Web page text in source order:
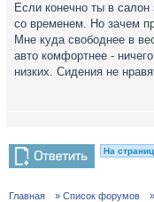
Если конечно ты в
со временем. Но зачем
Мне куда свободнее в
авто комфортнее -
низких. Сидения не
На
Главная » Список форумов